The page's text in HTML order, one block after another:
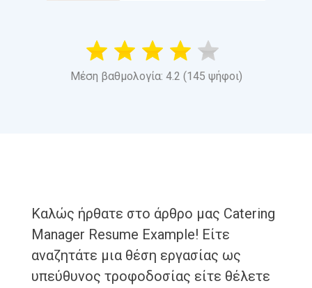
Μέση βαθμολογία: 4.2 (145 ψήφοι)
Καλώς ήρθατε στο άρθρο μας Catering
Manager Resume Example! Είτε
αναζητάτε μια θέση εργασίας ως
υπεύθυνος τροφοδοσίας είτε θέλετε